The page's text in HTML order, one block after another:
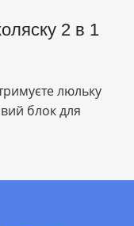
2 в 1
люльку
блок для